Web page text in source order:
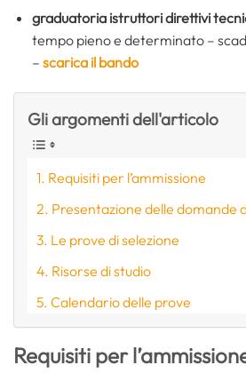
graduatoria istruttori direttivi
tempo pieno e determinato –
– scarica il bando
Gli argomenti dell'articolo
Requisiti per l’ammissione
Presentazione delle domande
Le prove di selezione
Risorse di studio
Calendario delle prove
Requisiti per